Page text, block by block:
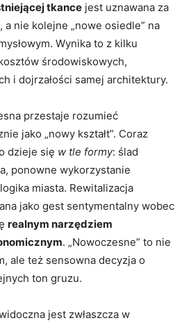
tkance jest uznawana za
a nie kolejne „nowe osiedle” na
Wynika to z kilku
środowiskowych,
i dojrzałości samej architektury.
przestaje rozumieć
jako „nowy kształt”. Coraz
dzieje się w tle formy: ślad
ponowne wykorzystanie
miasta. Rewitalizacja
jako gest sentymentalny wobec
realnym narzędziem
. „Nowoczesne” to nie
ale też sensowna decyzja o
ton gruzu.
jest zwłaszcza w